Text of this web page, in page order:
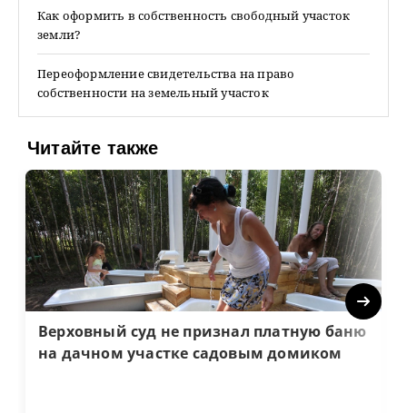
Как оформить в собственность свободный участок
земли?
Переоформление свидетельства на право
собственности на земельный участок
Читайте также
Верховный суд не признал платную баню
на дачном участке садовым домиком
Next